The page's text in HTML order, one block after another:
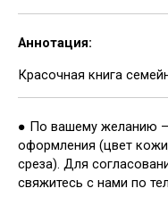
Аннотация:
Красочная книга
● По вашему желанию
оформления (цвет
среза). Для
свяжитесь с нами по